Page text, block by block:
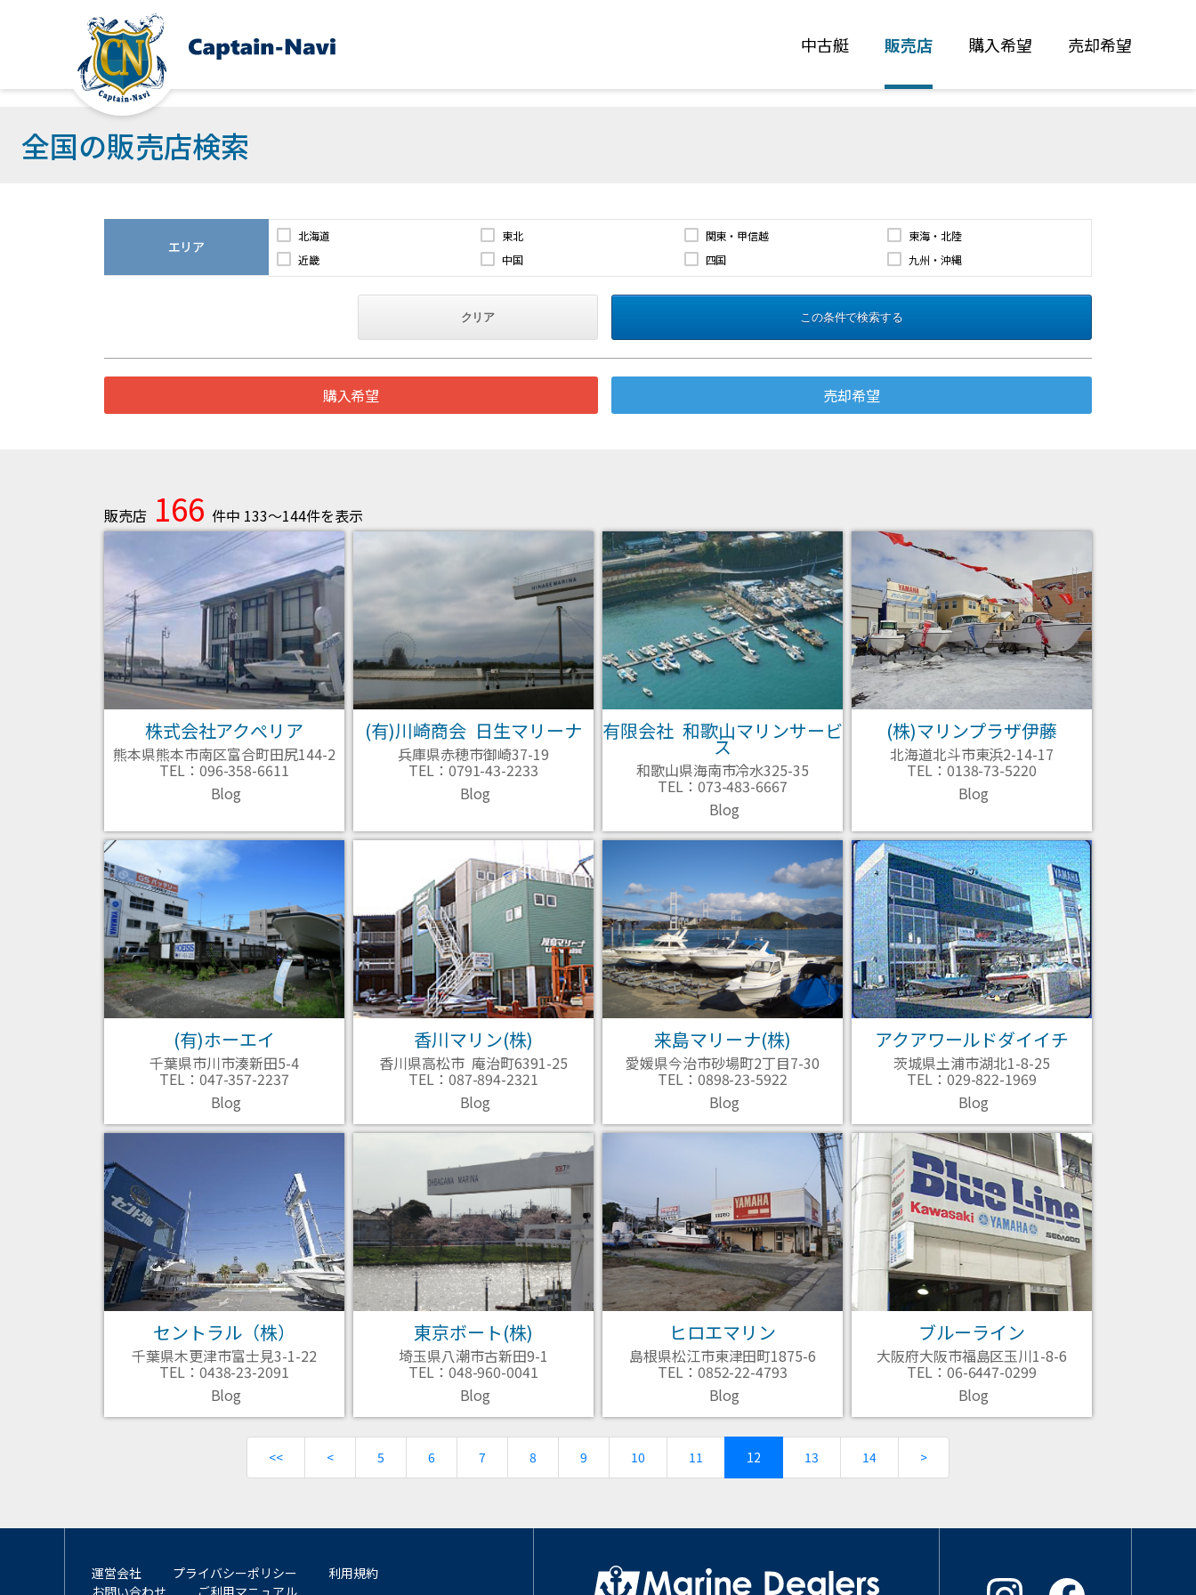
中古艇 販売店 購入希望 売却希望
全国の販売店検索
エリア
北海道 東北 関東・甲信越
東海・北陸
近畿
中国 四国 九州・沖縄
クリア この条件で検索する
購入希望 売却希望
販売店 166 件中 133～144件を表示
株式会社アクぺリア
熊本県熊本市南区富合町田尻144-2
TEL：096-358-6611
Blog
(有)川崎商会 日生マリーナ
兵庫県赤穂市御崎37-19
TEL：0791-43-2233
Blog
有限会社 和歌山マリンサービ
ス
和歌山県海南市冷水325-35
TEL：073-483-6667
Blog
(株)マリンプラザ伊藤
北海道北斗市東浜2-14-17
TEL：0138-73-5220
Blog
(有)ホーエイ
千葉県市川市湊新田5-4
TEL：047-357-2237
Blog
香川マリン(株)
香川県高松市 庵治町6391-25
TEL：087-894-2321
Blog
来島マリーナ(株)
愛媛県今治市砂場町2丁目7-30
TEL：0898-23-5922
Blog
アクアワールドダイイチ
茨城県土浦市湖北1-8-25
TEL：029-822-1969
Blog
セントラル（株）
千葉県木更津市富士見3-1-22
TEL：0438-23-2091
Blog
東京ボート(株)
埼玉県八潮市古新田9-1
TEL：048-960-0041
Blog
ヒロエマリン
島根県松江市東津田町1875-6
TEL：0852-22-4793
Blog
ブルーライン
大阪府大阪市福島区玉川1-8-6
TEL：06-6447-0299
Blog
<< < 5 6 7 8 9 10 11 (current)
12 13 14 >
運営会社 プライバシーポリシー
利用規約
お問い合わせ
ご利用マニュアル